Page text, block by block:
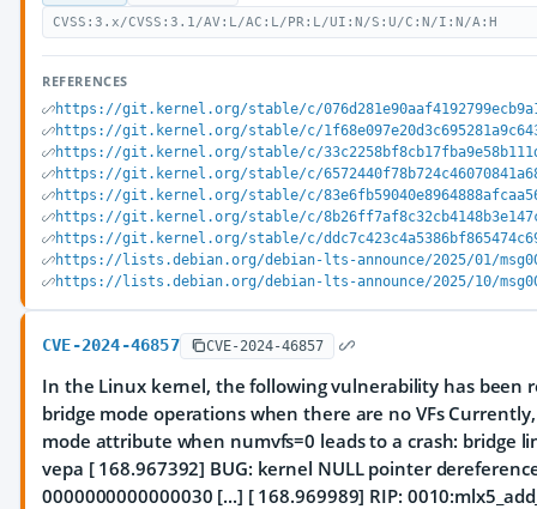
CVSS:3.x/CVSS:3.1/AV:L/AC:L/PR:L/UI:N/S:U/C:N/I:N/A:H
REFERENCES
https://git.kernel.org/stable/c/
https://git.kernel.org/stable/c/
https://git.kernel.org/stable/c/
https://git.kernel.org/stable/c/
https://git.kernel.org/stable/c/
https://git.kernel.org/stable/c/
https://git.kernel.org/stable/c/
https://lists.debian.org/debian-lts-announce/2025/01/
https://lists.debian.org/debian-lts-announce/2025/10/
CVE-2024-46857 CVE-2024-46857
In the Linux kernel, the following vulnerability has been
bridge mode operations when there are no VFs
mode attribute when numvfs=0 leads to a crash: bridge
vepa [ 168.967392] BUG: kernel NULL pointer
0000000000000030 [...] [ 168.969989] RIP: